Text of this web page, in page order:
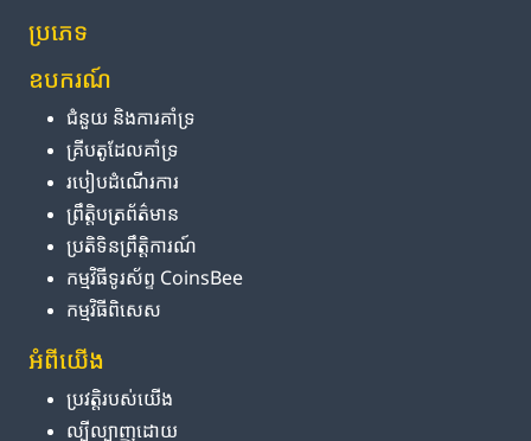
ប្រភេទ
ឧបករណ៍
ជំនួយ និង​ការ​គាំទ្រ
គ្រីបតូ​ដែល​គាំទ្រ
របៀប​ដំណើរការ
ព្រឹត្តិបត្រ​ព័ត៌មាន
ប្រតិទិន​ព្រឹត្តិការណ៍
កម្មវិធី​ទូរស័ព្ទ CoinsBee
កម្មវិធីពិសេស
អំពី​យើង
ប្រវត្តិ​របស់​យើង
ល្បីល្បាញ​ដោយ